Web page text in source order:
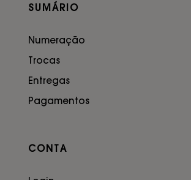
SUMÁRIO
Numeração
Trocas
Entregas
Pagamentos
CONTA